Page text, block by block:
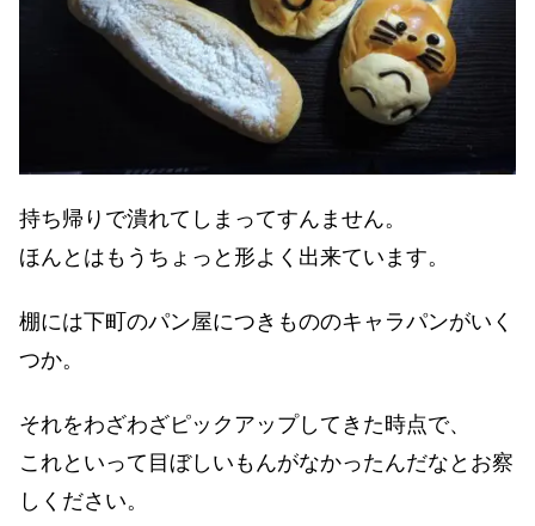
持ち帰りで潰れてしまってすんません。
ほんとはもうちょっと形よく出来ています。
棚には下町のパン屋につきもののキャラパンがいく
つか。
それをわざわざピックアップしてきた時点で、
これといって目ぼしいもんがなかったんだなとお察
しください。